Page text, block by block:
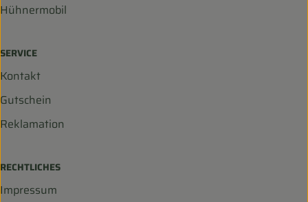
Hühnermobil
SERVICE
Kontakt
Gutschein
Reklamation
RECHTLICHES
Impressum